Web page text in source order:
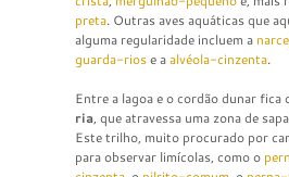
preta. Outras aves aquáticas que
alguma regularidade incluem a
guarda-riose aalvéola-cinzenta.
Entre a lagoa e o cordão dunar fica
ria, que atravessa uma zona de
Este trilho, muito procurado por
para observar limícolas, como o